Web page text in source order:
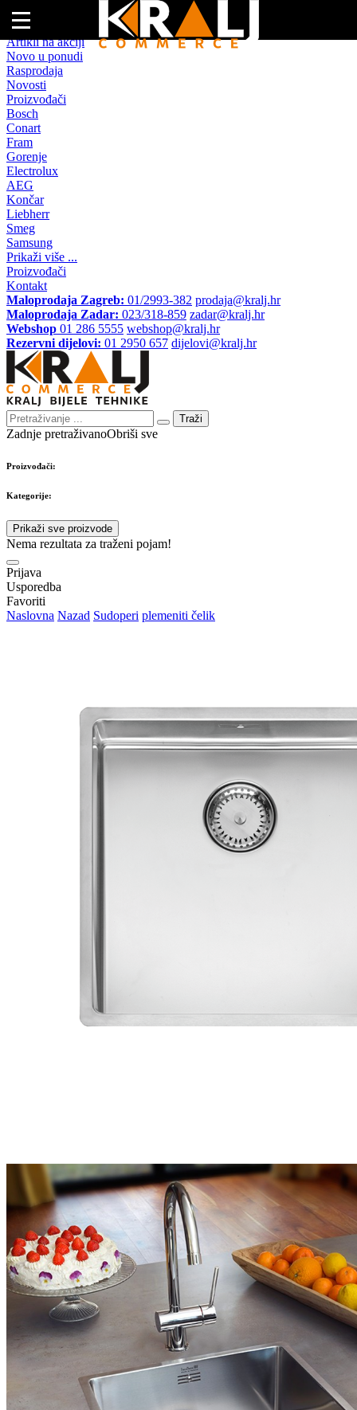
Naslovna
Artikli na akciji
Novo u ponudi
Rasprodaja
Novosti
Proizvođači
Bosch
Conart
Fram
Gorenje
Electrolux
AEG
Končar
Liebherr
Smeg
Samsung
Prikaži više ...
Proizvođači
Kontakt
Maloprodaja Zagreb: 01/2993-382 prodaja@kralj.hr
Maloprodaja Zadar: 023/318-859 zadar@kralj.hr
Webshop 01 286 5555 webshop@kralj.hr
Rezervni dijelovi: 01 2950 657 dijelovi@kralj.hr
Traži
Zadnje pretraživanoObriši sve
Proizvođači:
Kategorije:
Prikaži sve proizvode
Nema rezultata za traženi pojam!
Prijava
Usporedba
Favoriti
Naslovna Nazad Sudoperi plemeniti čelik